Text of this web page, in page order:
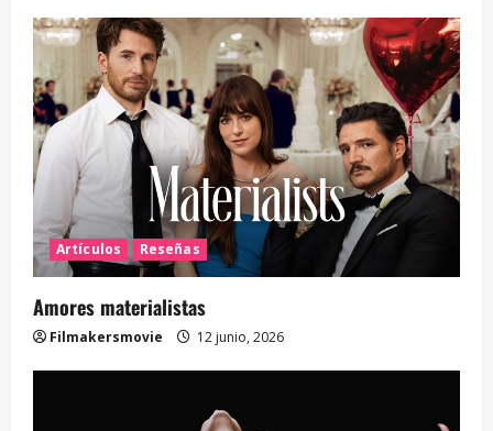
Artículos Reseñas
Amores materialistas
Filmakersmovie 12 junio, 2026